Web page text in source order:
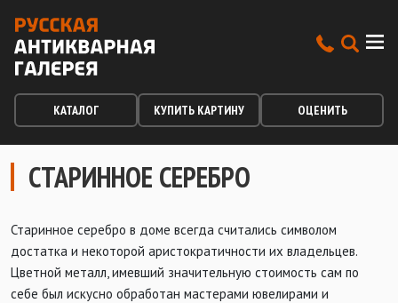
КАТАЛОГ КУПИТЬ КАРТИНУ ОЦЕНИТЬ
СТАРИННОЕ СЕРЕБРО
Старинное серебро в доме всегда считались символом
достатка и некоторой аристократичности их владельцев.
Цветной металл, имевший значительную стоимость сам по
себе был искусно обработан мастерами ювелирами и